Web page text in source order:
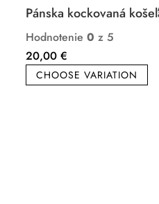
Pánska kockovaná
Hodnotenie0 z 5
20,00€
CHOOSE VARIATION